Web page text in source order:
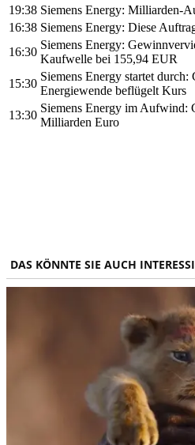
19:38 Siemens Energy: Milliarden-
16:38 Siemens Energy: Diese
16:30
Siemens Energy:
Kaufwelle bei 155,94 EUR
15:30
Siemens Energy startet
Energiewende beflügelt Kurs
13:30
Siemens Energy im Aufwind:
Milliarden Euro